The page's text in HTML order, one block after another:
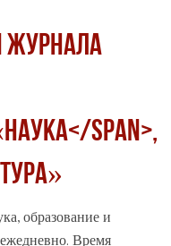
журнала
span>,
, образование и
ежедневно. Время